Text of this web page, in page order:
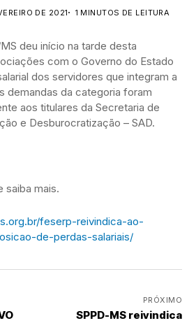
DE 2021 1 MINUTOS DE LEITURA
deu início na tarde desta
com o Governo do Estado
dos servidores que integram a
demandas da categoria foram
aos titulares da Secretaria de
e Desburocratização – SAD.
saiba mais.
feserp-reivindica-ao-
de-perdas-salariais/
PRÓXIMO
SPPD-MS reivindica